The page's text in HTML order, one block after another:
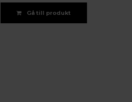
Gå till produkt